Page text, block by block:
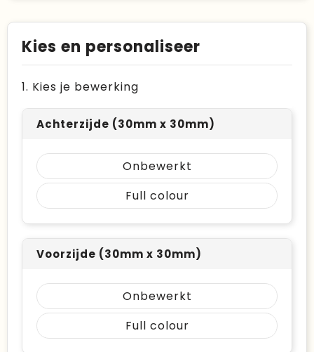
Kies en personaliseer
1. Kies je bewerking
Achterzijde (30mm x 30mm)
Onbewerkt
Full colour
Voorzijde (30mm x 30mm)
Onbewerkt
Full colour